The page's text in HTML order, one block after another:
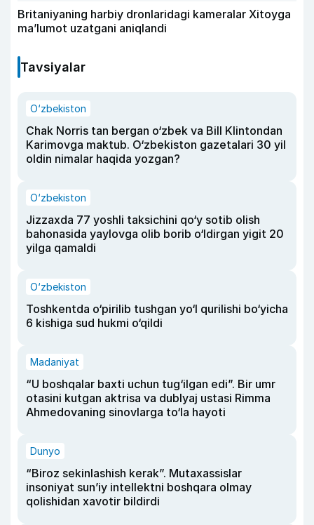
Britaniyaning harbiy dronlaridagi kameralar Xitoyga
ma’lumot uzatgani aniqlandi
Tavsiyalar
O‘zbekiston
Chak Norris tan bergan o‘zbek va Bill Klintondan
Karimovga maktub. O‘zbekiston gazetalari 30 yil
oldin nimalar haqida yozgan?
O‘zbekiston
Jizzaxda 77 yoshli taksichini qo‘y sotib olish
bahonasida yaylovga olib borib o‘ldirgan yigit 20
yilga qamaldi
O‘zbekiston
Toshkentda o‘pirilib tushgan yo‘l qurilishi bo‘yicha
6 kishiga sud hukmi o‘qildi
Madaniyat
“U boshqalar baxti uchun tug‘ilgan edi”. Bir umr
otasini kutgan aktrisa va dublyaj ustasi Rimma
Ahmedovaning sinovlarga to‘la hayoti
Dunyo
“Biroz sekinlashish kerak”. Mutaxassislar
insoniyat sun’iy intellektni boshqara olmay
qolishidan xavotir bildirdi